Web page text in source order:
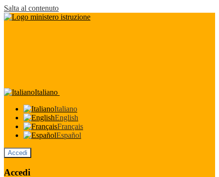
Salta al contenuto
Italiano
Italiano
English
Français
Español
Accedi
Accedi